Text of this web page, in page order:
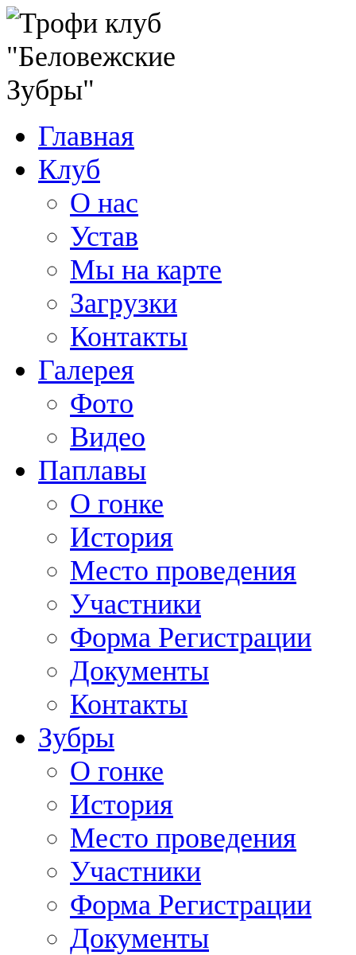
Главная
Клуб
О нас
Устав
Мы на карте
Загрузки
Контакты
Галерея
Фото
Видео
Паплавы
О гонке
История
Место проведения
Участники
Форма Регистрации
Документы
Контакты
Зубры
О гонке
История
Место проведения
Участники
Форма Регистрации
Документы